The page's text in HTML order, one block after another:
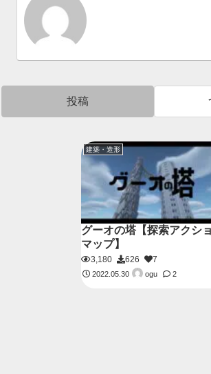
投稿
建築・造形
グーオの塔【探索アクシ
マップ】
3,180 626 7
2022.05.30 ogu 2